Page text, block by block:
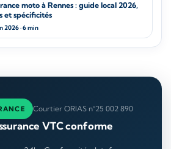
moto à Rennes : guide local 2026,
et spécificités
2026 · 6 min
Courtier ORIAS n°25 002 890
VTC conforme